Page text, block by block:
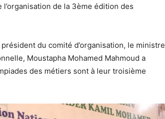
de la 3ème édition des
du comité d’organisation, le ministre
Moustapha Mohamed Mahmoud a
des métiers sont à leur troisième